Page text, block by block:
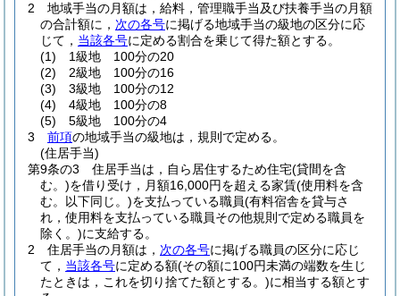
2
地域手当の月額は，給料，管理職手当及び扶養手当の月額
の合計額に， 次の各号に掲げる地域手当の級地の区分に応
じて， 当該各号に定める割合を乗じて得た額とする。
(1)
1級地 100分の20
(2)
2級地 100分の16
(3)
3級地 100分の12
(4)
4級地 100分の8
(5)
5級地 100分の4
3
前項の地域手当の級地は，規則で定める。
(住居手当)
第9条の3
住居手当は，自ら居住するため住宅(貸間を含
む。)を借り受け，月額16,000円を超える家賃(使用料を含
む。以下同じ。)を支払っている職員(有料宿舎を貸与さ
れ，使用料を支払っている職員その他規則で定める職員を
除く。)に支給する。
2
住居手当の月額は， 次の各号に掲げる職員の区分に応じ
て， 当該各号に定める額(その額に100円未満の端数を生じ
たときは，これを切り捨てた額とする。)に相当する額とす